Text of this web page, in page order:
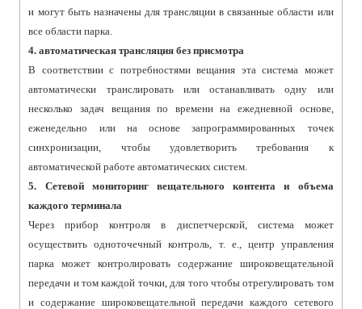
и могут быть назначены для трансляции в связанные области или
все области парка.
4. автоматическая трансляция без присмотра
В соответствии с потребностями вещания эта система может
автоматически транслировать или останавливать одну или
несколько задач вещания по времени на ежедневной основе,
еженедельно или на основе запрограммированных точек
синхронизации, чтобы удовлетворить требования к
автоматической работе автоматических систем.
5. Сетевой мониторинг вещательного контента и объема
каждого терминала
Через прибор контроля в диспетчерской, система может
осуществить одноточечный контроль, т. е., центр управления
парка может контролировать содержание широковещательной
передачи и том каждой точки, для того чтобы отрегулировать том
и содержание широковещательной передачи каждого сетевого